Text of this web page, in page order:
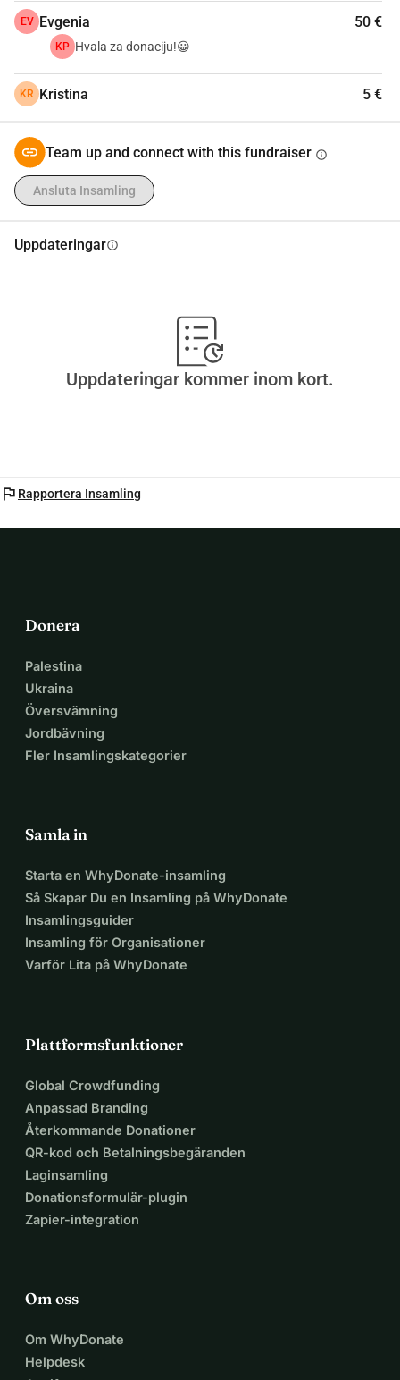
EV Evgenia 50 €
KP Hvala za donaciju!😀
KR Kristina 5 €
Team up and connect with this fundraiser info
Ansluta Insamling
Uppdateringarinfo
Uppdateringar kommer inom kort.
flag Rapportera Insamling
Donera
Palestina
Ukraina
Översvämning
Jordbävning
Fler Insamlingskategorier
Samla in
Starta en WhyDonate-insamling
Så Skapar Du en Insamling på WhyDonate
Insamlingsguider
Insamling för Organisationer
Varför Lita på WhyDonate
Plattformsfunktioner
Global Crowdfunding
Anpassad Branding
Återkommande Donationer
QR-kod och Betalningsbegäranden
Laginsamling
Donationsformulär-plugin
Zapier-integration
Om oss
Om WhyDonate
Helpdesk